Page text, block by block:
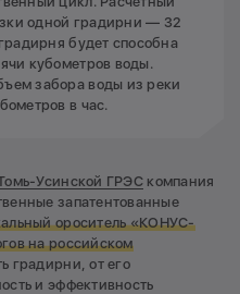
одной градирни — 32
будет способна
кубометров воды.
забора воды из реки
в час.
Усинской ГРЭСкомпания
запатентованные
ороситель «КОНУС-
на российском
градирни, от его
и эффективность